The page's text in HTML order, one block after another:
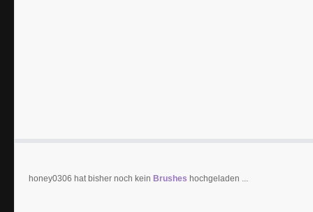
honey0306 hat bisher noch kein Brushes hochgeladen ...